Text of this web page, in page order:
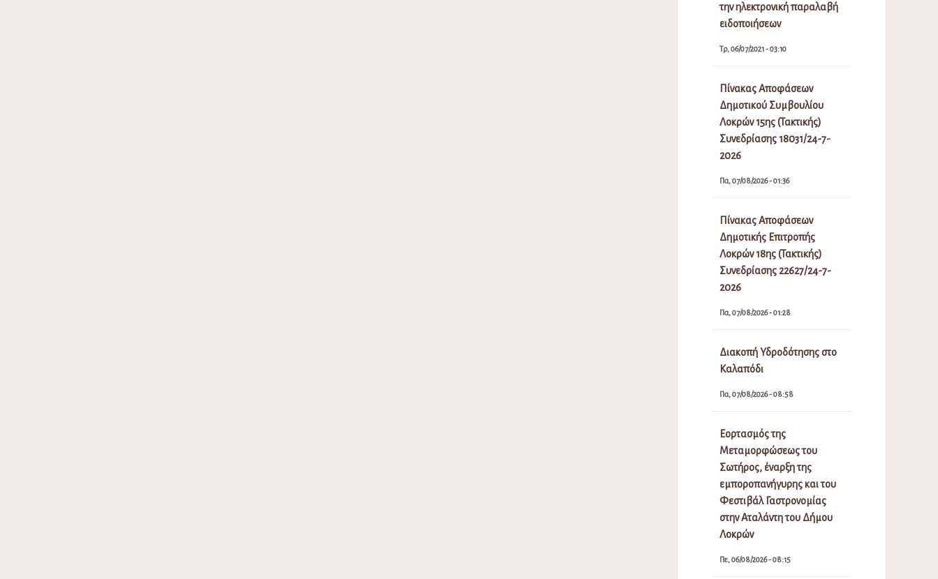
την ηλεκτρονική παραλαβή
ειδοποιήσεων
Τρ, 06/07/2021 - 03:10
Πίνακας Αποφάσεων
Δημοτικού Συμβουλίου
Λοκρών 15ης (Τακτικής)
Συνεδρίασης 18031/24-7-
2026
Πα, 07/08/2026 - 01:36
Πίνακας Αποφάσεων
Δημοτικής Επιτροπής
Λοκρών 18ης (Τακτικής)
Συνεδρίασης 22627/24-7-
2026
Πα, 07/08/2026 - 01:28
Διακοπή Υδροδότησης στο
Καλαπόδι
Πα, 07/08/2026 - 08:58
Εορτασμός της
Μεταμορφώσεως του
Σωτήρος, έναρξη της
εμποροπανήγυρης και του
Φεστιβάλ Γαστρονομίας
στην Αταλάντη του Δήμου
Λοκρών
Πε, 06/08/2026 - 08:15